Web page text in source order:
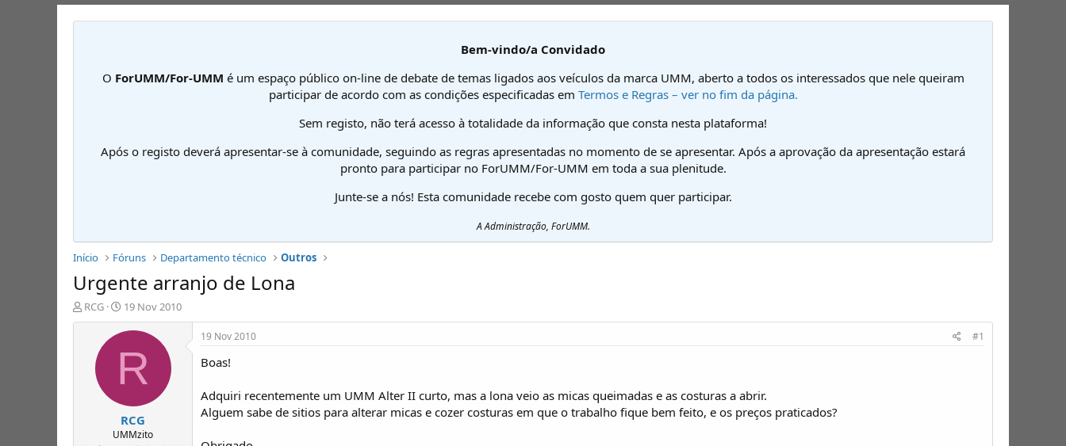
Bem-vindo/a Convidado
O ForUMM/For-UMM é um espaço público on-line de debate de temas ligados aos veículos da marca UMM, aberto a todos os interessados que nele queiram
participar de acordo com as condições especificadas em Termos e Regras – ver no fim da página.
Sem registo, não terá acesso à totalidade da informação que consta nesta plataforma!
Após o registo deverá apresentar-se à comunidade, seguindo as regras apresentadas no momento de se apresentar. Após a aprovação da apresentação estará
pronto para participar no ForUMM/For-UMM em toda a sua plenitude.
Junte-se a nós! Esta comunidade recebe com gosto quem quer participar.
A Administração, ForUMM.
Início Fóruns Departamento técnico Outros
Urgente arranjo de Lona
I
n
RCG
D
a
t
n
í
c
19 Nov 2010
R
RCG
UMMzito
19 Nov 2010 #1
Boas!
Adquiri recentemente um UMM Alter II curto, mas a lona veio as micas queimadas e as costuras a abrir.
Alguem sabe de sitios para alterar micas e cozer costuras em que o trabalho fique bem feito, e os preços praticados?